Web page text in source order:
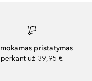
pristatymas
perkant už 39,95 €